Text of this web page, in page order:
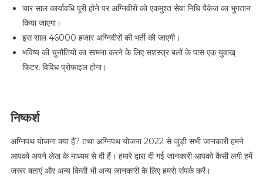
चार साल कार्यावधि पूरी होने पर अग्निवीरों को एकमुश्त सेवा निधि पैकेज का भुगतान
किया जाएगा।
इस साल 46000 हजार अग्निवीरों की भर्ती की जाएगी।
भविष्य की चुनौतियों का सामना करने के लिए सशस्त्र बलों के पास एक युवाख्
फिटर, विविध प्रोफाइल होगा।
निष्कर्श
अग्निपथ योजना क्या है? तथा अग्निपथ योजना 2022 से जुड़ी सभी जानकारी हमने
आपको अपने लेख के माध्यम से दी हैं। हमारे द्वारा दी गई जानकारी आपको कैसी लगी हमें
जरूर बताएं और अन्य किसी भी अन्य जानकारी के लिए हमसे संपर्क करें।